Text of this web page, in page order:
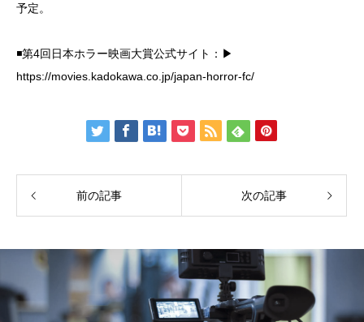
予定。
◾️第4回日本ホラー映画大賞公式サイト：▶︎
https://movies.kadokawa.co.jp/japan-horror-fc/
前の記事 次の記事